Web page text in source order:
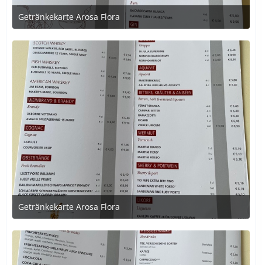
Getränkekarte Arosa Flora
1. Juli 2020 um 21:39
Getränkekarte Arosa Flora
1. Juli 2020 um 21:39